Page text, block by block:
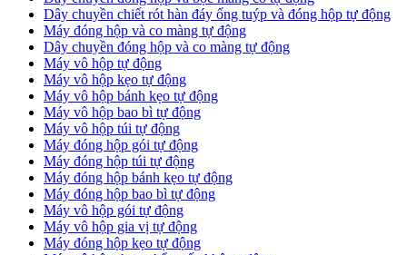
Dây chuyền chiết rót hàn đáy ống tuýp và đóng hộp tự động
Máy đóng hộp và co màng tự động
Dây chuyền đóng hộp và co màng tự động
Máy vô hộp tự động
Máy vô hộp kẹo tự động
Máy vô hộp bánh kẹo tự động
Máy vô hộp bao bì tự động
Máy vô hộp túi tự động
Máy đóng hộp gói tự động
Máy đóng hộp túi tự động
Máy đóng hộp bánh kẹo tự động
Máy đóng hộp bao bì tự động
Máy vô hộp gói tự động
Máy vô hộp gia vị tự động
Máy đóng hộp kẹo tự động